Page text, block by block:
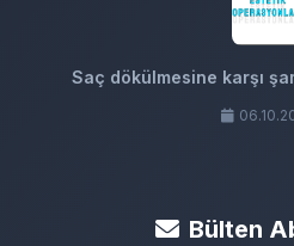
Saç dökülmesine karşı
Bülten